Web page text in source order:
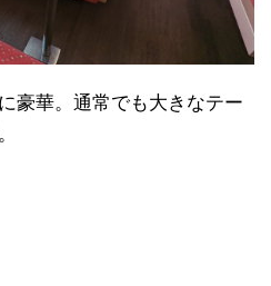
豪華。通常でも大きなテー